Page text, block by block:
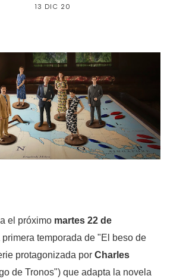
13 DIC 20
el próximo martes 22 de
primera temporada de "El beso de
protagonizada por Charles
de Tronos") que adapta la novela